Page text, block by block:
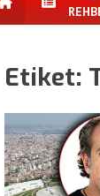
Etiket: